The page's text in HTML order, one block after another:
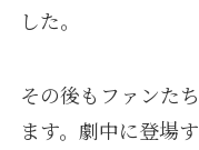
した。
その後もファンた
ます。劇中に登場